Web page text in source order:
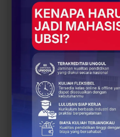
Dosen Pembimbing
Lapangan Dampingi
Keberangkatan
Mahasiswa UBSI Solo ke
Posko BSI…
EDUKASI